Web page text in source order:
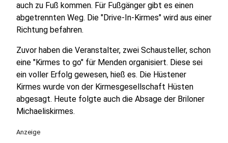
auch zu Fuß kommen. Für Fußgänger gibt es einen
abgetrennten Weg. Die "Drive-In-Kirmes" wird aus einer
Richtung befahren.
Zuvor haben die Veranstalter, zwei Schausteller, schon
eine "Kirmes to go" für Menden organisiert. Diese sei
ein voller Erfolg gewesen, hieß es. Die Hüstener
Kirmes wurde von der Kirmesgesellschaft Hüsten
abgesagt. Heute folgte auch die Absage der Briloner
Michaeliskirmes.
Anzeige